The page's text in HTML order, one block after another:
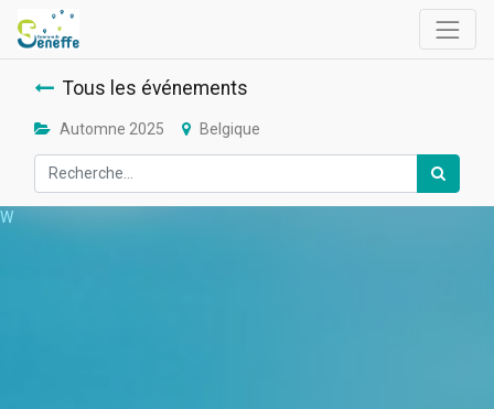
Tous les événements
Automne 2025 Belgique
W